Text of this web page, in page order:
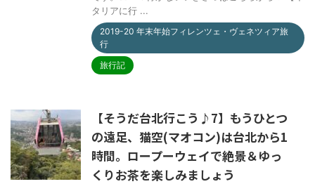
タリアに行 ...
2019-20 年末年始フィレンツェ・ヴェネツィア旅
行
旅行記
【そうだ台北行こう♪7】もうひとつ
の遠足、猫空(マオコン)は台北から1
時間。ロープーウェイで絶景＆ゆっ
くりお茶を楽しみましょう